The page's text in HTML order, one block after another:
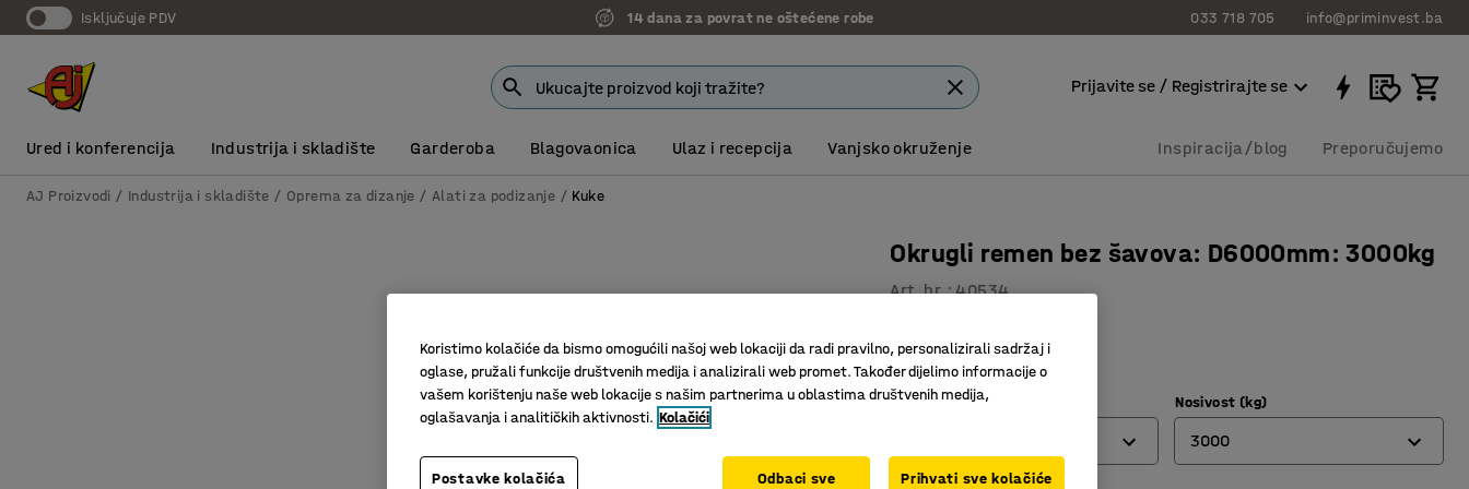
Isključuje PDV 14 dana za povrat ne oštećene robe 033 718 705 info@priminvest.ba
Prijavite se / Registrirajte se
Ured i konferencija Industrija i skladište Garderoba Blagovaonica Ulaz i recepcija Vanjsko okruženje Inspiracija/blog Preporučujemo
AJ Proizvodi Industrija i skladište Oprema za dizanje Alati za podizanje Kuke
Okrugli remen bez šavova: D6000mm: 3000kg
Art. br.:40534
Različite nosivosti
Raspon (mm) Nosivost (kg)
3000
Koristimo kolačiće da bismo omogućili našoj web lokaciji da radi pravilno, personalizirali sadržaj i
oglase, pružali funkcije društvenih medija i analizirali web promet. Također dijelimo informacije o
vašem korištenju naše web lokacije s našim partnerima u oblastima društvenih medija,
oglašavanja i analitičkih aktivnosti. Kolačići
Postavke kolačića Odbaci sve Prihvati sve kolačiće